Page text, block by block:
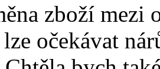
zboží mezi
lze očekávat